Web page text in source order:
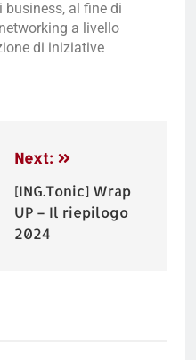
business, al fine di
a livello
di iniziative
Next:
[ING.Tonic] Wrap
UP – Il riepilogo
2024